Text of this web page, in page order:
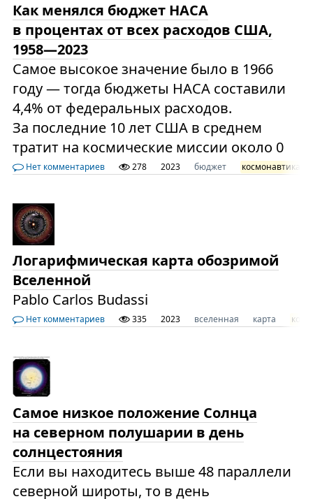
Как менялся бюджет НАСА
в процентах от всех расходов США,
1958—2023
Самое высокое значение было в 1966
году — тогда бюджеты НАСА составили
4,4% от федеральных расходов.
За последние 10 лет США в среднем
тратит на космические миссии около 0
Нет комментариев 278 2023 бюджет космонавтика
Логарифмическая карта обозримой
Вселенной
Pablo Carlos Budassi
Нет комментариев 335 2023 вселенная карта
Самое низкое положение Солнца
на северном полушарии в день
солнцестояния
Если вы находитесь выше 48 параллели
северной широты, то в день